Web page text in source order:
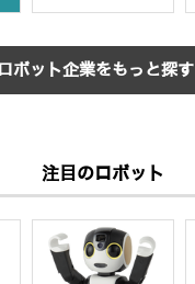
ロボット企業をもっと探す
注目のロボット